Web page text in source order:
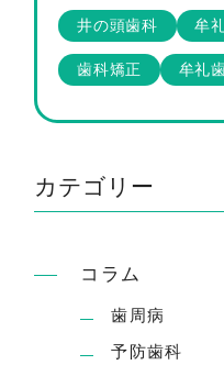
井の頭歯科 牟
歯科矯正 牟礼
カテゴリー
コラム
歯周病
予防歯科